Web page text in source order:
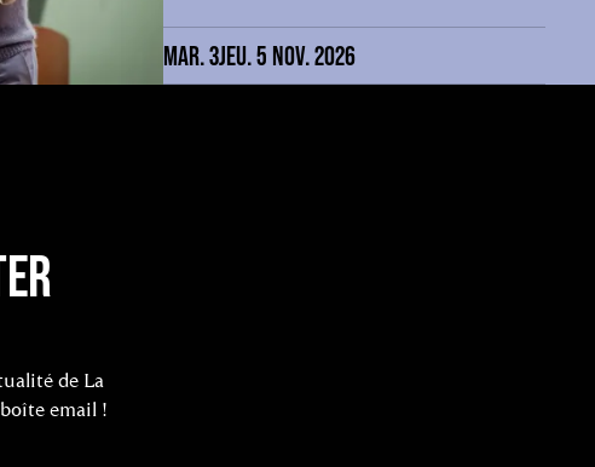
MAR. 3JEU. 5 NOV. 2026
de La
email !